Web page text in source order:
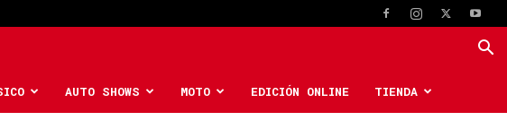
AUTO SHOWS MOTO EDICIÓN ONLINE TIENDA